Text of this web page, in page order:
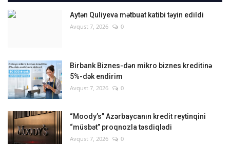
Aytən Quliyeva mətbuat katibi təyin edildi
Avqust 7, 2026 0
Birbank Biznes-dən mikro biznes kreditinə
5%-dək endirim
Avqust 7, 2026 0
“Moody’s” Azərbaycanın kredit reytinqini
“müsbət” proqnozla təsdiqlədi
Avqust 7, 2026 0